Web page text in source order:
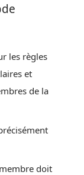
les règles
et
de la
doit